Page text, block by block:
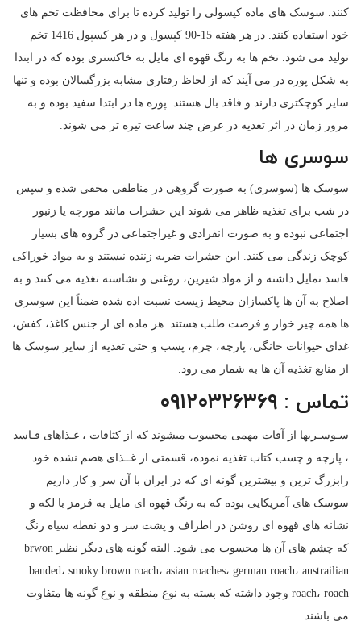
کنند. سوسک های ماده کپسولی را تولید کرده تا برای محافظت تخم های
خود استفاده کنند. در هر هفته 15-90 کپسول و در هر کسپول 1416 تخم
تولید می شود. تخم ها به رنگ قهوه ای مایل به خاکستری بوده که در ابتدا
به شکل پوره در می آیند که از لحاظ رفتاری مشابه بزرگسالان بوده و تنها
سایز کوچکتری دارند و فاقد بال هستند. پوره ها در ابتدا سفید بوده و به
مرور زمان در اثر تغذیه در عرض چند ساعت تیره تر می شوند.
سوسری ها
سوسک ها (سوسری) به صورت گروهی در مناطقی مخفی شده و سپس
در شب برای تغذیه ظاهر می شوند این حشرات مانند مورچه یا زنبور
اجتماعی نبوده و به صورت انفرادی و غیراجتماعی در گروه های بسیار
کوچک زندگی می کنند. این حشرات ضربه زننده نیستند و به مواد خوراکی
فاسد تمایل داشته و از مواد شیرین، روغنی و نشاسته تغذیه می کنند و به
اصلاح به آن ها پاکسازان محیط زیست نسبت اده شده ضمناً این سوسری
ها همه چیز خوار و فرصت طلب هستند. هر ماده ای از جنس کاغذ، کفش،
غذای حیوانات خانگی، پارچه، چرم، پسب و حتی تغذیه از سایر سوسک ها
از منابع تغذیه آن ها به شمار می رود.
تماس : ۰۹۱۲۰۳۲۶۳۶۹
سـوسـریها از آفات مهمی محسوب میشوند كه از كثافات ، غـذاهای فـاسد
، پارچه و چسب كتاب تغذیه نموده، قسمتی از غــذای هضم نشده خود
رابزرگ ترین و بیشترین گونه ای که در ایران با آن سر و کار داریم
سوسک های آمریکایی بوده که به رنگ قهوه ای مایل به قرمز با لکه و
نشانه های قهوه ای روشن در اطراف و پشت سر و دو نقطه سیاه رنگ
که چشم های آن ها محسوب می شود. البته گونه های دیگر نظیر brwon
banded، smoky brown roach، asian roaches، german roach، austrailian
roach، roach وجود داشته که بسته به نوع منطقه و نوع گونه ها متفاوت
می باشند.